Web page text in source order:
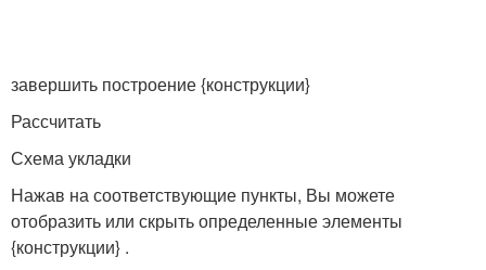
завершить построение {конструкции}
Рассчитать
Схема укладки
Нажав на соответствующие пункты, Вы можете
отобразить или скрыть определенные элементы
{конструкции} .